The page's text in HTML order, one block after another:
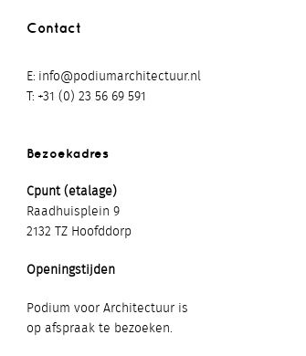
Contact
E info@podiumarchitectuur.nl
T +31 (0) 23 56 69 591
Bezoekadres
Cpunt (etalage)
Raadhuisplein 9
2132 TZ Hoofddorp
Openingstijden
Podium voor Architectuur is
op afspraak te bezoeken.